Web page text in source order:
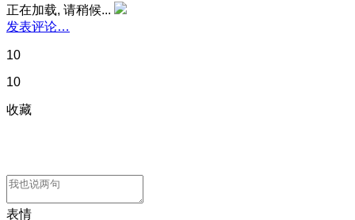
正在加载, 请稍候...
发表评论…
10
10
收藏
表情